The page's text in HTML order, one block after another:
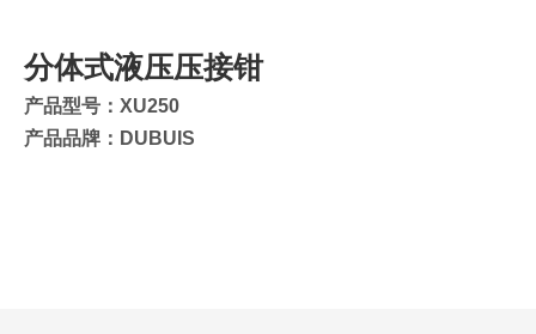
分体式液压压接钳
产品型号：XU250
产品品牌：DUBUIS